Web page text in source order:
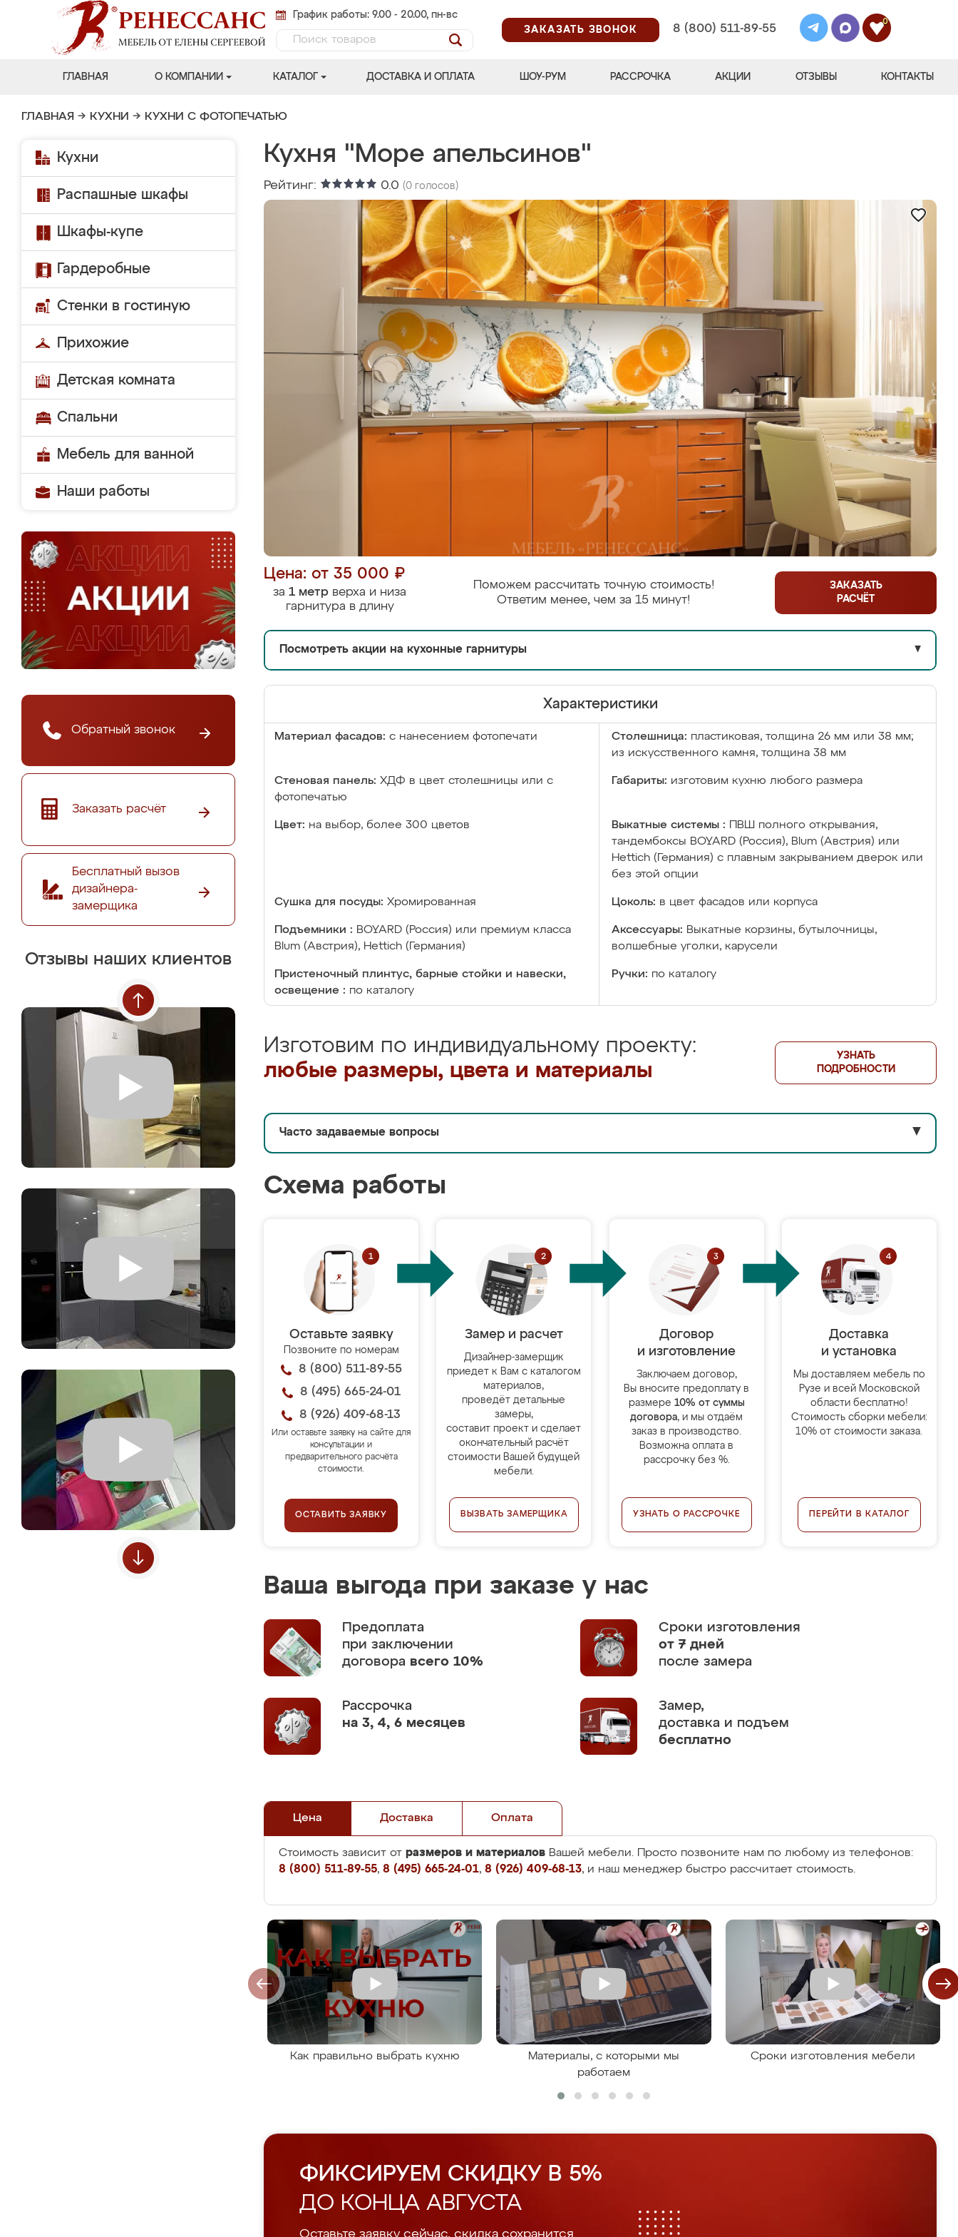
График работы: 9.00 - 20.00, пн-вс
ЗАКАЗАТЬ ЗВОНОК
8 (800) 511-89-55
0
ГЛАВНАЯ О КОМПАНИИ КАТАЛОГ ДОСТАВКА И ОПЛАТА ШОУ-РУМ РАССРОЧКА АКЦИИ ОТЗЫВЫ КОНТАКТЫ
ГЛАВНАЯ → КУХНИ → КУХНИ С ФОТОПЕЧАТЬЮ
Кухни
Распашные шкафы
Шкафы-купе
Гардеробные
Стенки в гостиную
Прихожие
Детская комната
Спальни
Мебель для ванной
Наши работы
Обратный звонок
Заказать расчёт
Бесплатный вызов
дизайнера-
замерщика
Отзывы наших клиентов
Кухня "Море апельсинов"
Рейтинг: 0.0 (0 голосов)
Цена: от 35 000 ₽
за 1 метр верха и низа
гарнитура в длину
Поможем рассчитать точную стоимость!
Ответим менее, чем за 15 минут!
ЗАКАЗАТЬ
РАСЧЁТ
Посмотреть акции на кухонные гарнитуры ▼
Характеристики
Материал фасадов: с нанесением фотопечати Столешница: пластиковая, толщина 26 мм или 38 мм;
из искусственного камня, толщина 38 мм
Стеновая панель: ХДФ в цвет столешницы или с
фотопечатью
Габариты: изготовим кухню любого размера
Цвет: на выбор, более 300 цветов Выкатные системы :
ПВШ полного открывания,
тандембоксы BOYARD (Россия), Blum (Австрия) или
Hettich (Германия) с плавным закрыванием дверок или
без этой опции
Сушка для посуды: Хромированная Цоколь: в цвет фасадов или корпуса
Подъемники : BOYARD (Россия) или премиум класса
Blum (Австрия), Hettich (Германия)
Аксессуары: Выкатные корзины, бутылочницы,
волшебные уголки, карусели
Пристеночный плинтус, барные стойки и навески,
освещение : по каталогу
Ручки: по каталогу
Изготовим по индивидуальному проекту:
любые размеры, цвета и материалы
УЗНАТЬ
ПОДРОБНОСТИ
Часто задаваемые вопросы ▼
Схема работы
Оставьте заявку
Позвоните по номерам
8 (800) 511-89-55
8 (495) 665-24-01
8 (926) 409-68-13
Или оставьте заявку на сайте для
консультации и
предварительного расчёта
стоимости.
ОСТАВИТЬ ЗАЯВКУ
Замер и расчет
Дизайнер-замерщик
приедет к Вам с каталогом
материалов,
проведёт детальные
замеры,
составит проект и сделает
окончательный расчёт
стоимости Вашей будущей
мебели.
ВЫЗВАТЬ ЗАМЕРЩИКА
Договор
и изготовление
Заключаем договор,
Вы вносите предоплату в
размере 10% от суммы
договора, и мы отдаём
заказ в производство.
Возможна оплата в
рассрочку без %.
УЗНАТЬ О РАССРОЧКЕ
Доставка
и установка
Мы доставляем мебель по
Рузе и всей Московской
области бесплатно!
Стоимость сборки мебели:
10% от стоимости заказа.
ПЕРЕЙТИ В КАТАЛОГ
Ваша выгода при заказе у нас
Предоплата
при заключении
договора всего 10%
Сроки изготовления
от 7 дней
после замера
Рассрочка
на 3, 4, 6 месяцев
Замер,
доставка и подъем
бесплатно
Цена Доставка Оплата
Стоимость зависит от размеров и материалов Вашей мебели. Просто позвоните нам по любому из телефонов:
8 (800) 511-89-55, 8 (495) 665-24-01, 8 (926) 409-68-13, и наш менеджер быстро рассчитает стоимость.
Как правильно выбрать кухню
Материалы, с которыми мы
работаем
Сроки изготовления мебели
ФИКСИРУЕМ СКИДКУ В 5%
ДО КОНЦА АВГУСТА
Оставьте заявку сейчас, скидка сохранится.